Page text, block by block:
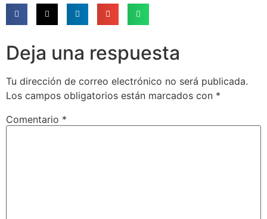
Deja una respuesta
Tu dirección de correo electrónico no será publicada.
Los campos obligatorios están marcados con *
Comentario *